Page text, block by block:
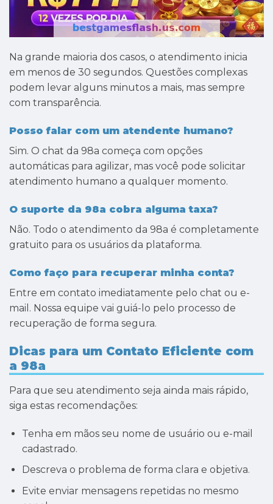
Na grande maioria dos casos, o atendimento inicia
em menos de 30 segundos. Questões complexas
podem levar alguns minutos a mais, mas sempre
com transparência.
Posso falar com um atendente humano?
Sim. O chat da 98a começa com opções
automáticas para agilizar, mas você pode solicitar
atendimento humano a qualquer momento.
O suporte da 98a cobra alguma taxa?
Não. Todo o atendimento da 98a é completamente
gratuito para os usuários da plataforma.
Como faço para recuperar minha conta?
Entre em contato imediatamente pelo chat ou e-
mail. Nossa equipe vai guiá-lo pelo processo de
recuperação de forma segura.
Dicas para um Contato Eficiente com
a 98a
Para que seu atendimento seja ainda mais rápido,
siga estas recomendações:
Tenha em mãos seu nome de usuário ou e-mail
cadastrado.
Descreva o problema de forma clara e objetiva.
Evite enviar mensagens repetidas no mesmo